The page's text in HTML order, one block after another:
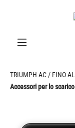
TRIUMPH AC / FINO
Accessori per lo